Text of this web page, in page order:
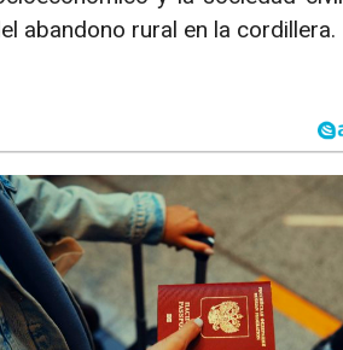
abandono rural en la cordillera.